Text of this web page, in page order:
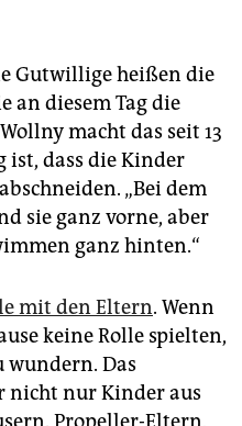
Gutwillige heißen die
an diesem Tag die
macht das seit 13
ist, dass die Kinder
„Bei dem
sie ganz vorne, aber
ganz hinten.“
mit den Eltern. Wenn
keine Rolle spielten,
wundern. Das
nicht nur Kinder aus